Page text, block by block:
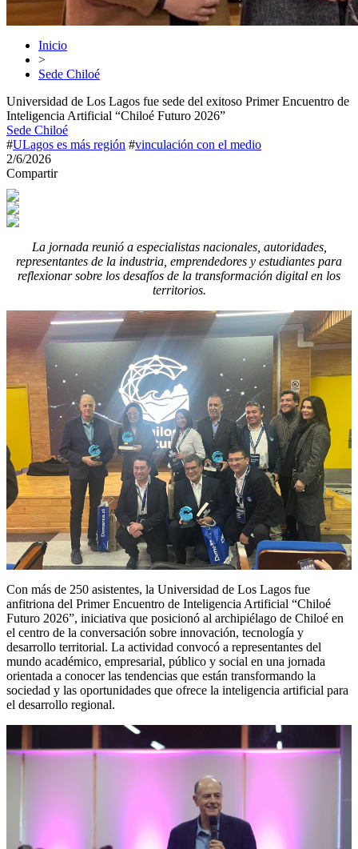
Inicio
>
Sede Chiloé
Universidad de Los Lagos fue sede del exitoso Primer Encuentro de
Inteligencia Artificial “Chiloé Futuro 2026”
Sede Chiloé
#ULagos es más región #vinculación con el medio
2/6/2026
Compartir
La jornada reunió a especialistas nacionales, autoridades,
representantes de la industria, emprendedores y estudiantes para
reflexionar sobre los desafíos de la transformación digital en los
territorios.
Con más de 250 asistentes, la Universidad de Los Lagos fue
anfitriona del Primer Encuentro de Inteligencia Artificial “Chiloé
Futuro 2026”, iniciativa que posicionó al archipiélago de Chiloé en
el centro de la conversación sobre innovación, tecnología y
desarrollo territorial. La actividad convocó a representantes del
mundo académico, empresarial, público y social en una jornada
orientada a conocer las tendencias que están transformando la
sociedad y las oportunidades que ofrece la inteligencia artificial para
el desarrollo regional.